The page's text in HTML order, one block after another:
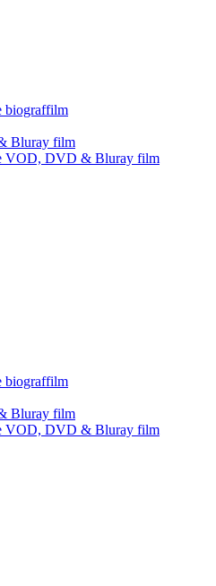
biograffilm
Bluray film
VOD, DVD & Bluray film
biograffilm
Bluray film
VOD, DVD & Bluray film